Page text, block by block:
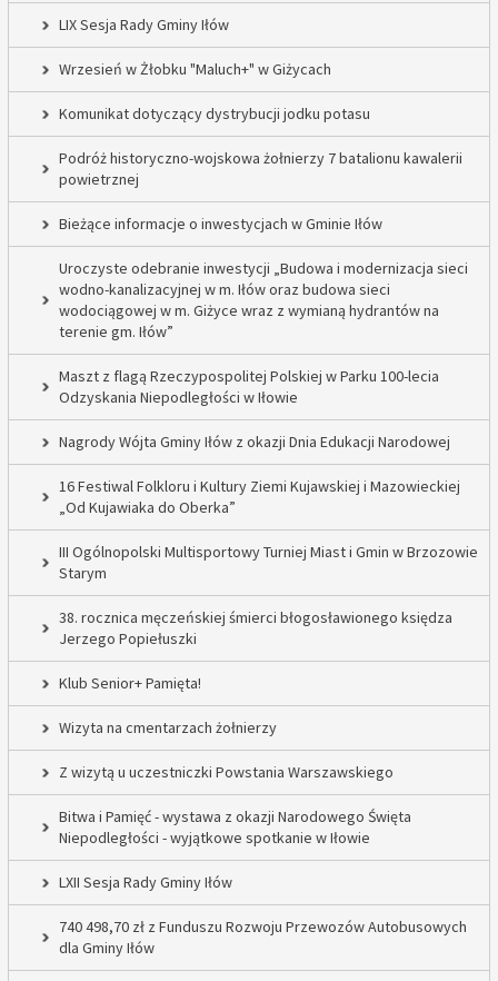
LIX Sesja Rady Gminy Iłów
Wrzesień w Żłobku "Maluch+" w Giżycach
Komunikat dotyczący dystrybucji jodku potasu
Podróż historyczno-wojskowa żołnierzy 7 batalionu kawalerii
powietrznej
Bieżące informacje o inwestycjach w Gminie Iłów
Uroczyste odebranie inwestycji „Budowa i modernizacja sieci
wodno-kanalizacyjnej w m. Iłów oraz budowa sieci
wodociągowej w m. Giżyce wraz z wymianą hydrantów na
terenie gm. Iłów”
Maszt z flagą Rzeczypospolitej Polskiej w Parku 100-lecia
Odzyskania Niepodległości w Iłowie
Nagrody Wójta Gminy Iłów z okazji Dnia Edukacji Narodowej
16 Festiwal Folkloru i Kultury Ziemi Kujawskiej i Mazowieckiej
„Od Kujawiaka do Oberka”
III Ogólnopolski Multisportowy Turniej Miast i Gmin w Brzozowie
Starym
38. rocznica męczeńskiej śmierci błogosławionego księdza
Jerzego Popiełuszki
Klub Senior+ Pamięta!
Wizyta na cmentarzach żołnierzy
Z wizytą u uczestniczki Powstania Warszawskiego
Bitwa i Pamięć - wystawa z okazji Narodowego Święta
Niepodległości - wyjątkowe spotkanie w Iłowie
LXII Sesja Rady Gminy Iłów
740 498,70 zł z Funduszu Rozwoju Przewozów Autobusowych
dla Gminy Iłów